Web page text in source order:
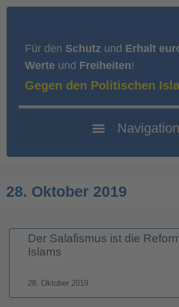
Für den Schutz und Erhalt
Werte und Freiheiten!
Gegen den Politischen
28. Oktober 2019
Der Salafismus ist die
Islams
28. Oktober 2019